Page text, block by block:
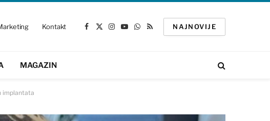
Kontakt
Facebook
X
Instagram
YouTube
WhatsApp
RSS
NAJNOVIJE
MAGAZIN
implantata